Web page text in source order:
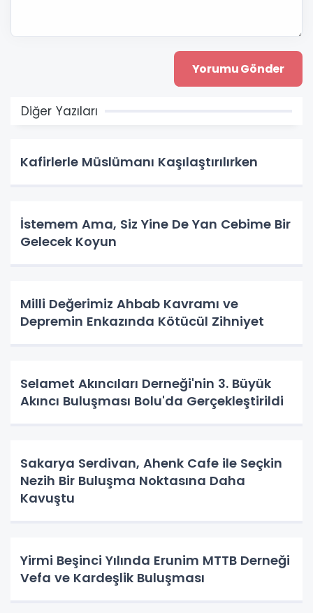
Diğer Yazıları
Kafirlerle Müslümanı Kaşılaştırılırken
İstemem Ama, Siz Yine De Yan Cebime Bir
Gelecek Koyun
Milli Değerimiz Ahbab Kavramı ve
Depremin Enkazında Kötücül Zihniyet
Selamet Akıncıları Derneği'nin 3. Büyük
Akıncı Buluşması Bolu'da Gerçekleştirildi
Sakarya Serdivan, Ahenk Cafe ile Seçkin
Nezih Bir Buluşma Noktasına Daha
Kavuştu
Yirmi Beşinci Yılında Erunim MTTB Derneği
Vefa ve Kardeşlik Buluşması